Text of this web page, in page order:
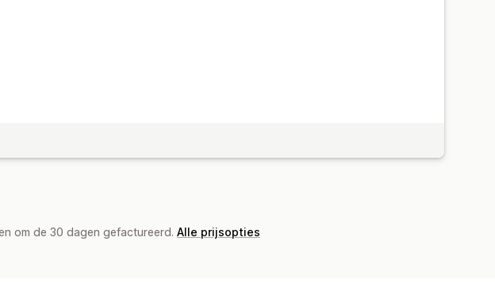
om de 30 dagen gefactureerd. Alle prijsopties